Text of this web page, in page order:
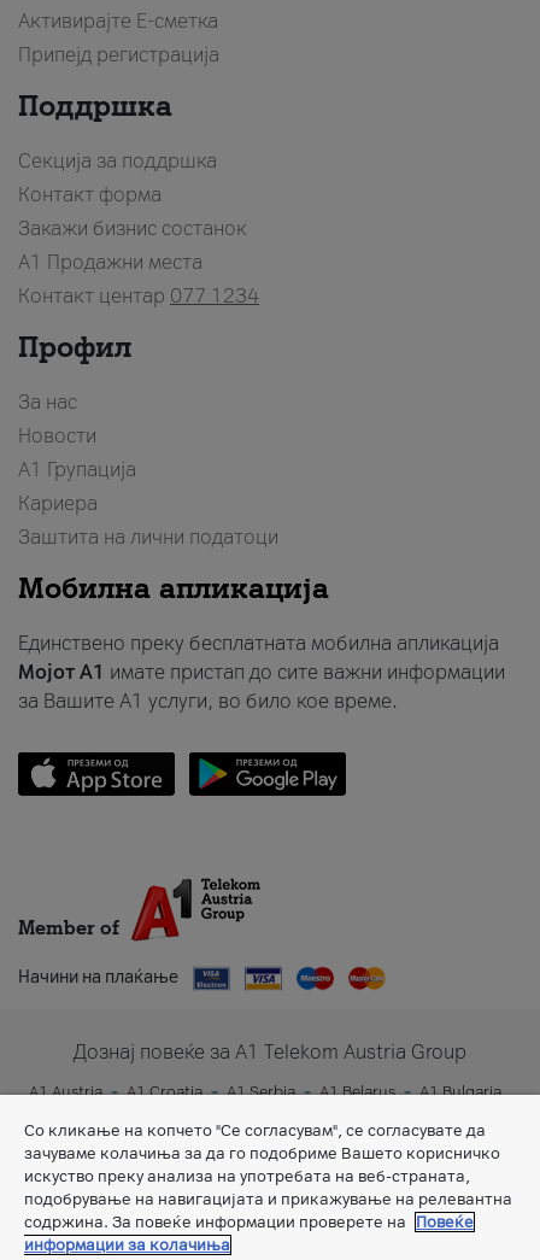
Активирајте Е-сметка
Припејд регистрација
Поддршка
Секција за поддршка
Контакт форма
Закажи бизнис состанок
A1 Продажни места
Контакт центар 077 1234
Профил
За нас
Новости
А1 Групација
Кариера
Заштита на лични податоци
Мобилна апликација
Единствено преку бесплатната мобилна апликација
Мојот A1 имате пристап до сите важни информации
за Вашите A1 услуги, во било кое време.
Member of
Начини на плаќање
Дознај повеќе за A1 Telekom Austria Group
A1 Austria A1 Croatia A1 Serbia A1 Belarus
A1 Bulgaria
A1 Slovenia
A1 Digital
Со кликање на копчето "Се согласувам", се согласувате да
зачуваме колачиња за да го подобриме Вашето корисничко
искуство преку анализа на употребата на веб-страната,
подобрување на навигацијата и прикажување на релевантна
содржина. За повеќе информации проверете на
Повеќе
информации за колачиња